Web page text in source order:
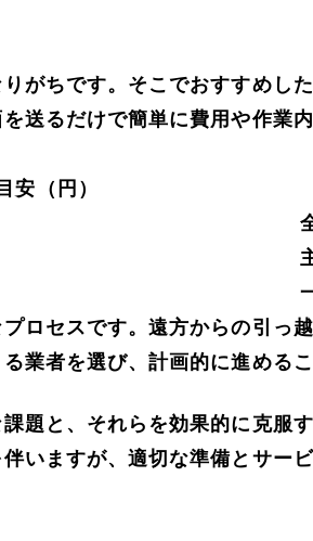
がちです。そこでおすすめし
送るだけで簡単に費用や作業
安（円）
ロセスです。遠方からの引っ
業者を選び、計画的に進める
題と、それらを効果的に克服
いますが、適切な準備とサー